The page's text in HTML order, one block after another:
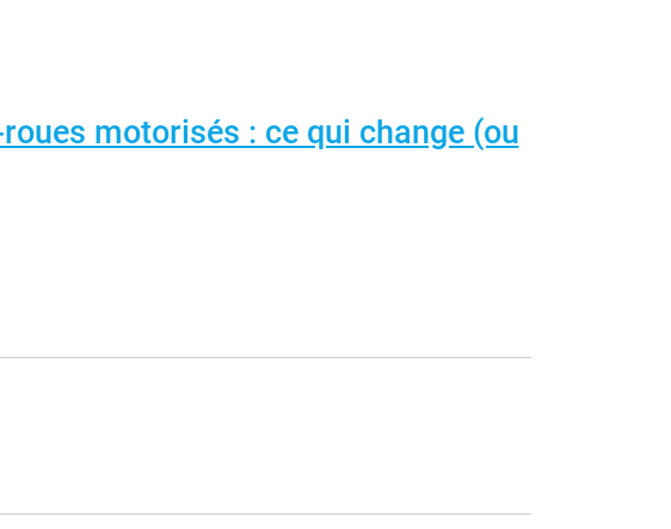
motorisés : ce qui change (ou